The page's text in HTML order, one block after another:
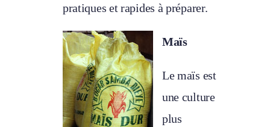
pratiques et rapides à préparer.
Maïs
Le maïs est
une culture
plus